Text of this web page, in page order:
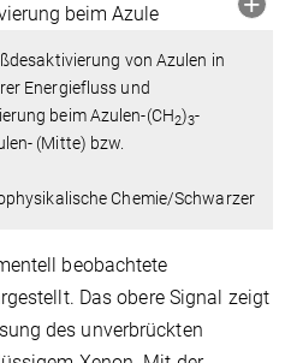
von Azulen in
Energiefluss und
beim Azulen-(CH2)3-
(Mitte) bzw.
Chemie/Schwarzer
beobachtete
Das obere Signal zeigt
des unverbrückten